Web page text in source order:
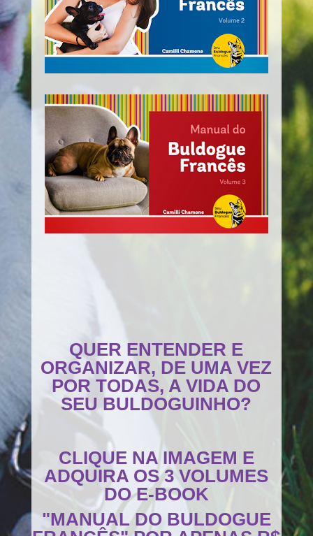
QUER ENTENDER E
ORGANIZAR, DE UMA VEZ
POR TODAS, A VIDA DO
SEU BULDOGUINHO?
CLIQUE NA IMAGEM E
ADQUIRA OS 3 VOLUMES
DO E-BOOK
"MANUAL DO BULDOGUE